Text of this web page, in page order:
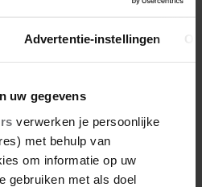
Advertentie-instellingen
uw gegevens
verwerken je persoonlijke
met behulp van
om informatie op uw
gebruiken met als doel
HAZES
AAN ‘KAPOT
‘ECHT
PAASEI’